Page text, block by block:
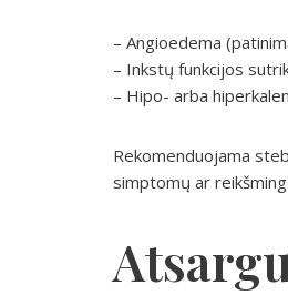
– Angioedema
– Inkstų funkcijos
– Hipo- arba
Rekomenduojama
simptomų ar